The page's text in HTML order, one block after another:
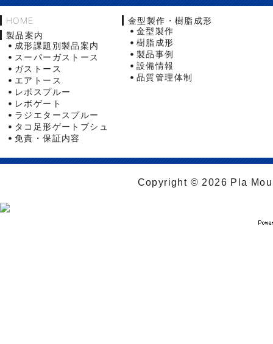
HOME
製品案内
成形課題別製品案内
スーパーガストース
ガストース
エアトース
レボスプルー
レボゲート
ラジエタースプルー
タコ足形ゲートブシュ
免責・保証内容
金型製作・樹脂成形
金型製作
樹脂成形
製品事例
設備情報
品質管理体制
Copyright © 2026 Pla